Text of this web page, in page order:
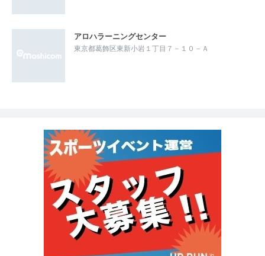
アロハラーニングセンター
東京都葛飾区東新小岩１丁目７－１０－Ａ